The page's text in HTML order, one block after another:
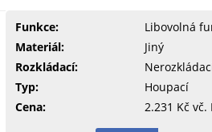
Funkce:
Libovolná
Materiál:
Jiný
Rozkládací:
Typ:
Houpací
Cena:
2.231 Kč vč.